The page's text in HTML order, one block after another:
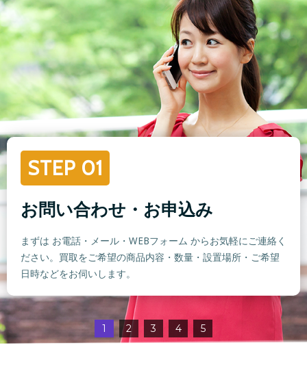
STEP 01
お問い合わせ・お申込み
まずは お電話・メール・WEBフォーム からお気軽にご連絡く
ださい。買取をご希望の商品内容・数量・設置場所・ご希望
日時などをお伺いします。
1 2 3 4 5